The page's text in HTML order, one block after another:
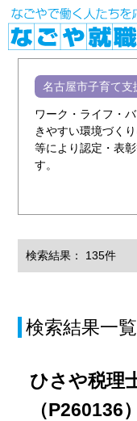
名古屋市子育て支
ワーク・ライフ・
きやすい環境づく
等により認定・表
す。
検索結果： 135件
検索結果一覧
ひさや税
（P260136）